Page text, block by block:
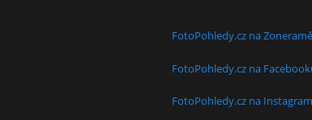
FotoPohledy.cz na Zoneramě
FotoPohledy.cz na
FotoPohledy.cz na